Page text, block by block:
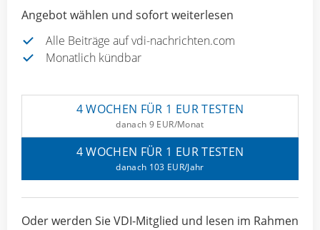
Angebot wählen und sofort weiterlesen
Alle Beiträge auf vdi-nachrichten.com
Monatlich kündbar
4 WOCHEN FÜR 1 EUR TESTEN
danach 9 EUR/Monat
4 WOCHEN FÜR 1 EUR TESTEN
danach 103 EUR/Jahr
Oder werden Sie VDI-Mitglied und lesen im Rahmen